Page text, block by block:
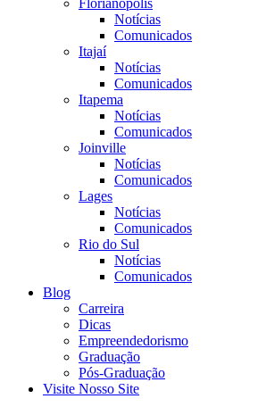
Florianópolis
Notícias
Comunicados
Itajaí
Notícias
Comunicados
Itapema
Notícias
Comunicados
Joinville
Notícias
Comunicados
Lages
Notícias
Comunicados
Rio do Sul
Notícias
Comunicados
Blog
Carreira
Dicas
Empreendedorismo
Graduação
Pós-Graduação
Visite Nosso Site